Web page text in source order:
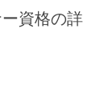
資格の詳